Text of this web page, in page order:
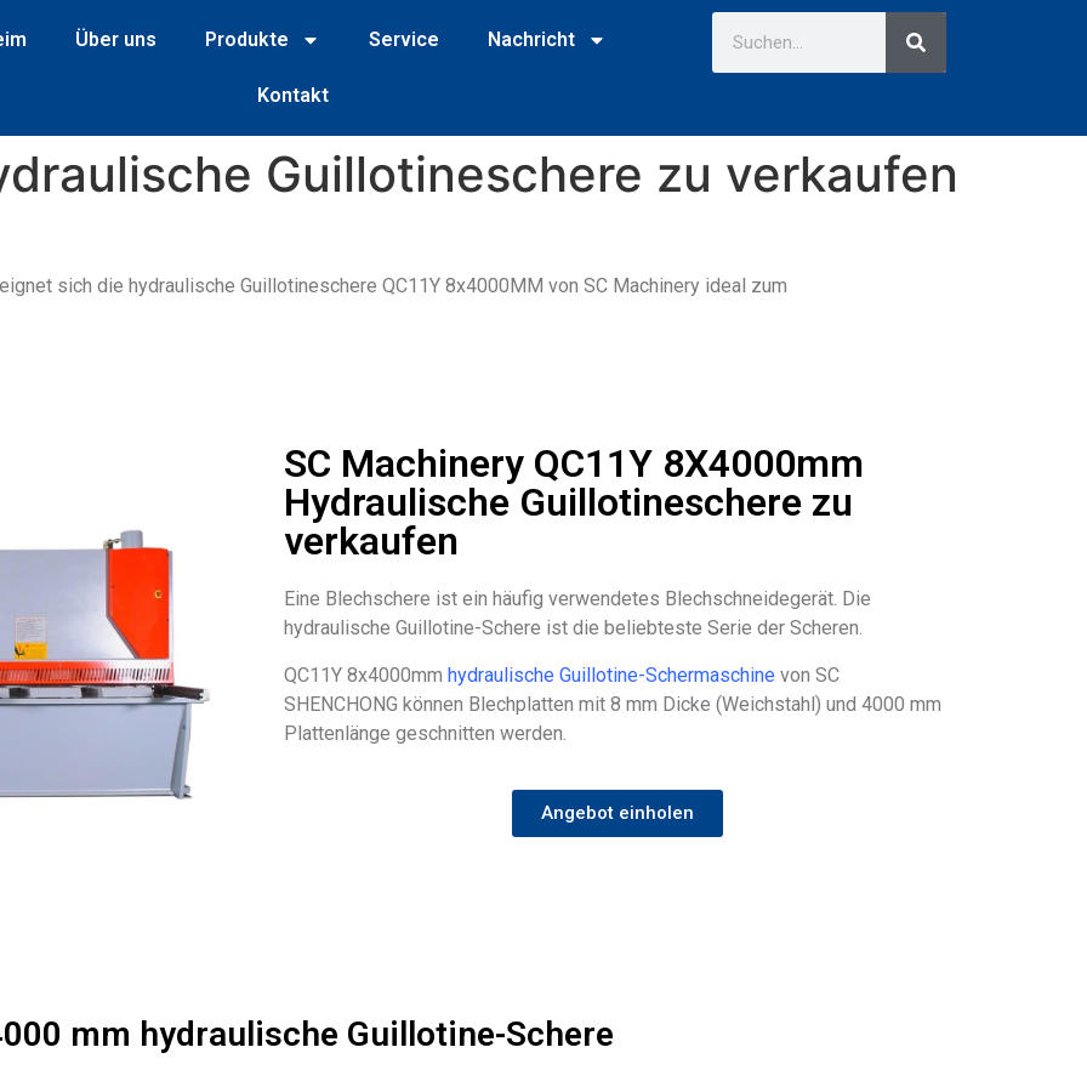
Über uns Produkte Service Nachricht
Kontakt
Guillotineschere zu verkaufen
sich die hydraulische Guillotineschere QC11Y 8x4000MM von SC Machinery ideal zum
SC Machinery QC11Y 8X4000mm
Hydraulische Guillotineschere zu
verkaufen
Eine Blechschere ist ein häufig verwendetes Blechschneidegerät. Die
hydraulische Guillotine-Schere ist die beliebteste Serie der Scheren.
QC11Y 8x4000mm hydraulische Guillotine-Schermaschine von SC
SHENCHONG können Blechplatten mit 8 mm Dicke (Weichstahl) und 4000 mm
Plattenlänge geschnitten werden.
Angebot einholen
mm hydraulische Guillotine-Schere